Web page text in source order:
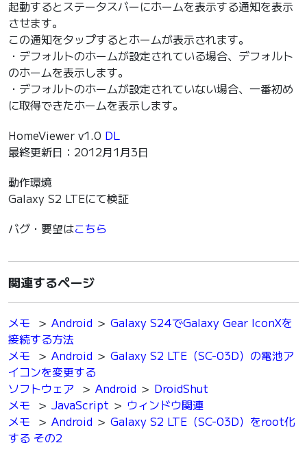
起動するとステータスバーにホームを表示する通知を表示
させます。
この通知をタップするとホームが表示されます。
・デフォルトのホームが設定されている場合、デフォルト
のホームを表示します。
・デフォルトのホームが設定されていない場合、一番初め
に取得できたホームを表示します。
HomeViewer v1.0 DL
最終更新日：2012月1月3日
動作環境
Galaxy S2 LTEにて検証
バグ・要望はこちら
関連するページ
メモ ＞ Android ＞ Galaxy S24でGalaxy Gear IconXを
接続する方法
メモ ＞ Android ＞ Galaxy S2 LTE（SC-03D）の電池ア
イコンを変更する
ソフトウェア ＞ Android ＞ DroidShut
メモ ＞ JavaScript ＞ ウィンドウ関連
メモ ＞ Android ＞ Galaxy S2 LTE（SC-03D）をroot化
する その2